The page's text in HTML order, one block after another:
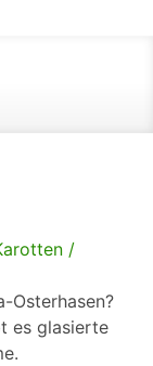
Osterhasen?
es glasierte